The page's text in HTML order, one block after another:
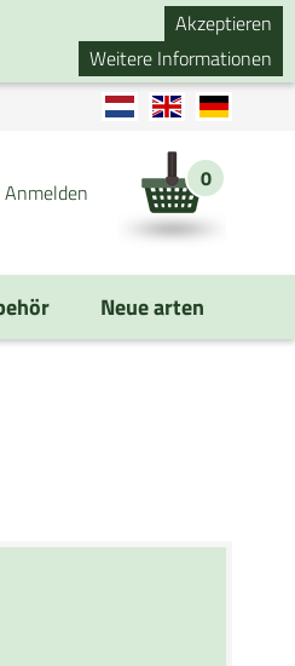
Akzeptieren
Weitere Informationen
Anmelden 0
Neue arten